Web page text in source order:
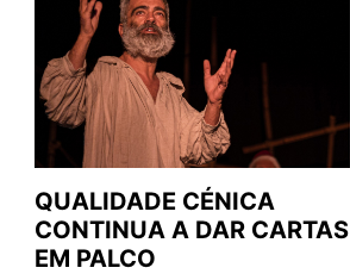
UM
HAT
TRICK
QUALIDADE CÉNICA
CONTINUA A DAR CARTAS
EM PALCO